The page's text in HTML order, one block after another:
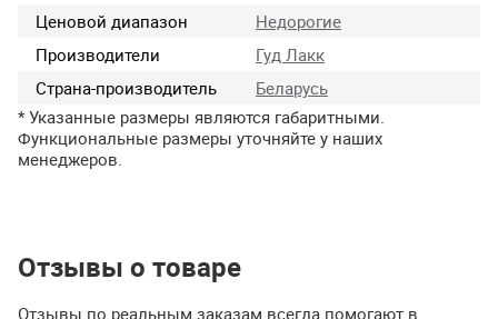
Ценовой диапазон
Недорогие
Производители
Гуд Лакк
Страна-производитель
Беларусь
* Указанные размеры являются габаритными.
Функциональные размеры уточняйте у наших
менеджеров.
Отзывы о товаре
Отзывы по реальным заказам всегда помогают в